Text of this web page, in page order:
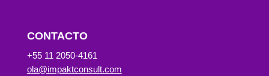
CONTACTO
+55 11 2050-4161
ola@impaktconsult.com